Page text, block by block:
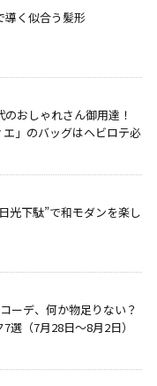
く似合う髪形
のおしゃれさん御用達！
」のバッグはヘビロテ必
光下駄”で和モダンを楽し
ーデ、何か物足りない？
選（7月28日～8月2日）